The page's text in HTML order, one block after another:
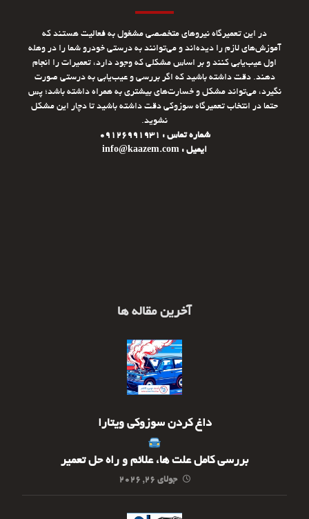
در این تعمیرگاه نیروهای متخصصی مشغول به فعالیت هستند که
آموزش‌های لازم را دیده‌اند و می‌توانند به درستی خودرو شما را در وهله
اول عیب‌یابی کنند و بر اساس مشکلی که وجود دارد، تعمیرات را انجام
دهند. دقت داشته باشید که اگر بررسی و عیب‌یابی به درستی صورت
نگیرد، می‌تواند مشکل و خسارت‌های بیشتری به همراه داشته باشد؛ پس
حتما در انتخاب تعمیرگاه سوزوکی دقت داشته باشید تا دچار این مشکل
نشوید.
شماره تماس : 09126991931
ایمیل : info@kaazem.com
آخرین مقاله ها
داغ کردن سوزوکی ویتارا
بررسی کامل علت ها، علائم و راه حل تعمیر
جولای ۲۶, ۲۰۲۶